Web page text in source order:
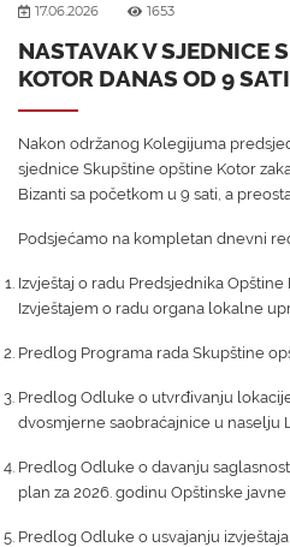
17.06.2026 1653
NASTAVAK V SJEDNICE
KOTOR DANAS OD 9 SATI
Nakon održanog Kolegijuma
sjednice Skupštine opštine Kotor
Bizanti sa početkom u 9 sati, a
Podsjećamo na kompletan dnevni
Izvještaj o radu Predsjednika Opštine
Izvještajem o radu organa lokalne
Predlog Programa rada Skupštine
Predlog Odluke o utvrđivanju
dvosmjerne saobraćajnice u naselju
Predlog Odluke o davanju
plan za 2026. godinu Opštinske javne
Predlog Odluke o usvajanju